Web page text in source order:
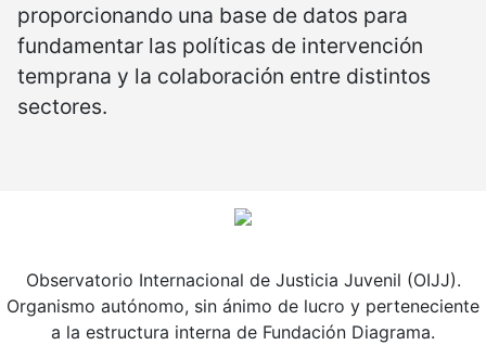
proporcionando una base de datos para
fundamentar las políticas de intervención
temprana y la colaboración entre distintos
sectores.
Observatorio Internacional de Justicia Juvenil (OIJJ).
Organismo autónomo, sin ánimo de lucro y perteneciente
a la estructura interna de Fundación Diagrama.